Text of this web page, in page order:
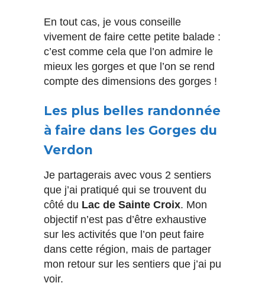
En tout cas, je vous conseille
vivement de faire cette petite balade :
c’est comme cela que l’on admire le
mieux les gorges et que l’on se rend
compte des dimensions des gorges !
Les plus belles randonnée
à faire dans les Gorges du
Verdon
Je partagerais avec vous 2 sentiers
que j’ai pratiqué qui se trouvent du
côté du Lac de Sainte Croix. Mon
objectif n’est pas d’être exhaustive
sur les activités que l’on peut faire
dans cette région, mais de partager
mon retour sur les sentiers que j’ai pu
voir.